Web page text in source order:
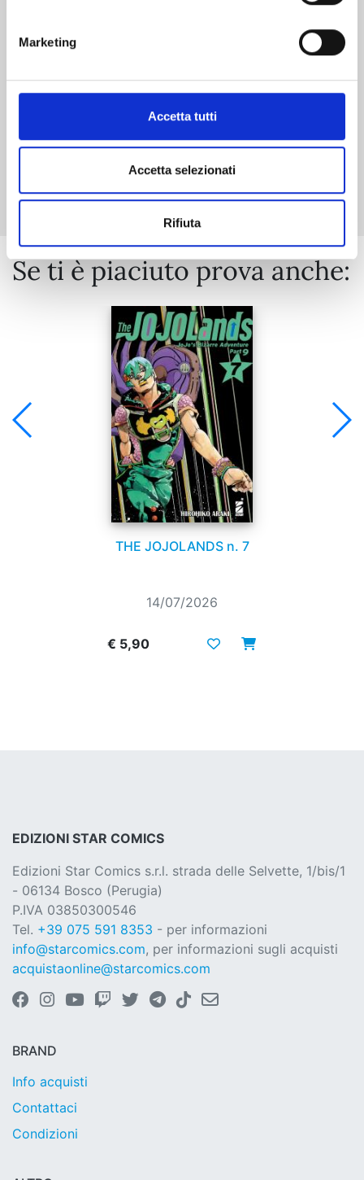
Marketing
Accetta tutti
Accetta selezionati
Rifiuta
Mostra tutto
Se ti è piaciuto prova anche:
THE JOJOLANDS n. 7
14/07/2026
€ 5,90
EDIZIONI STAR COMICS
Edizioni Star Comics s.r.l. strada delle Selvette, 1/bis/1
- 06134 Bosco (Perugia)
P.IVA 03850300546
Tel. +39 075 591 8353 - per informazioni
info@starcomics.com, per informazioni sugli acquisti
acquistaonline@starcomics.com
BRAND
Info acquisti
Contattaci
Condizioni